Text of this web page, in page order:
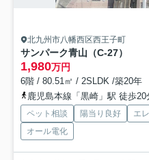
北九州市八幡西区西王子町
サンパーク青山（C-27）
1,980万円
6階 / 80.51㎡ / 2SLDK /築20年
鹿児島本線「黒崎」駅 徒歩20
ペット相談 陽当り良好 エ
オール電化